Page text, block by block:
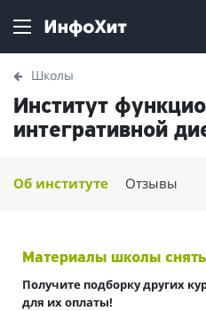
Школы
Институт
интегративной
Об институте Отзывы
Материалы школы
Получите подборку других
для их оплаты!